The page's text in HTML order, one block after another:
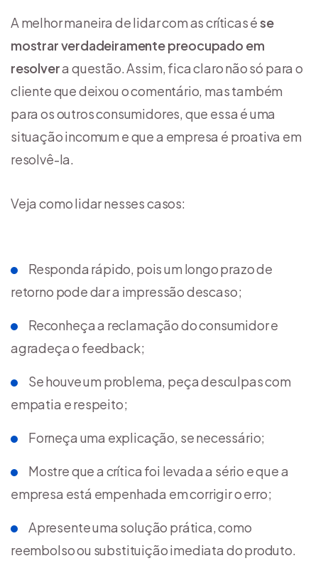
A melhor maneira de lidar com as críticas ése
mostrar verdadeiramente preocupado em
resolvera questão. Assim, fica claro não só para o
cliente que deixou o comentário, mas também
para os outros consumidores, que essa é uma
situação incomum e que a empresa é proativa em
resolvê-la.
Veja como lidar nesses casos:
Responda rápido, pois um longo prazo de
retorno pode dar a impressão descaso;
Reconheça a reclamação do consumidor e
agradeça o feedback;
Se houve um problema, peça desculpas com
empatia e respeito;
Forneça uma explicação, se necessário;
Mostre que a crítica foi levada a sério e que a
empresa está empenhada em corrigir o erro;
Apresente uma solução prática, como
reembolso ou substituição imediata do produto.